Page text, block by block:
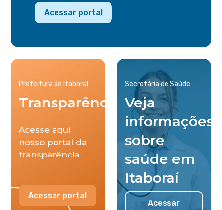
Acessar portal
Prefeitura de Itaboraí
Transparência
Acesse aqui
nosso portal da
transparência
Acessar portal
Secretária de Saúde
Veja
informações
sobre
saúde em
Itaboraí
Acessar